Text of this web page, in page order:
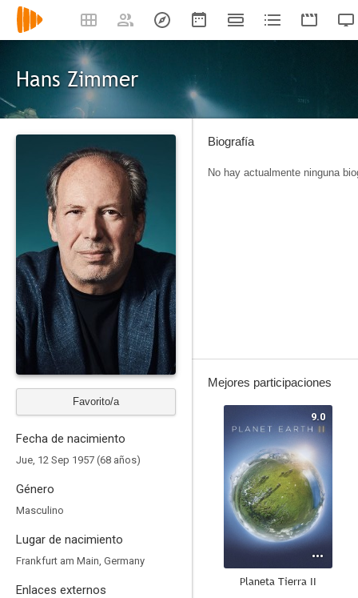
Hans Zimmer
Favorito/a
Fecha de nacimiento
Jue, 12 Sep 1957 (68 años)
Género
Masculino
Lugar de nacimiento
Frankfurt am Main, Germany
Enlaces externos
Biografía
No hay actualmente ninguna
Mejores participaciones
9.0
Planeta Tierra II